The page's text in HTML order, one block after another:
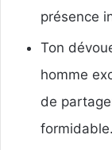
présence
Ton
homme
de
formidable.